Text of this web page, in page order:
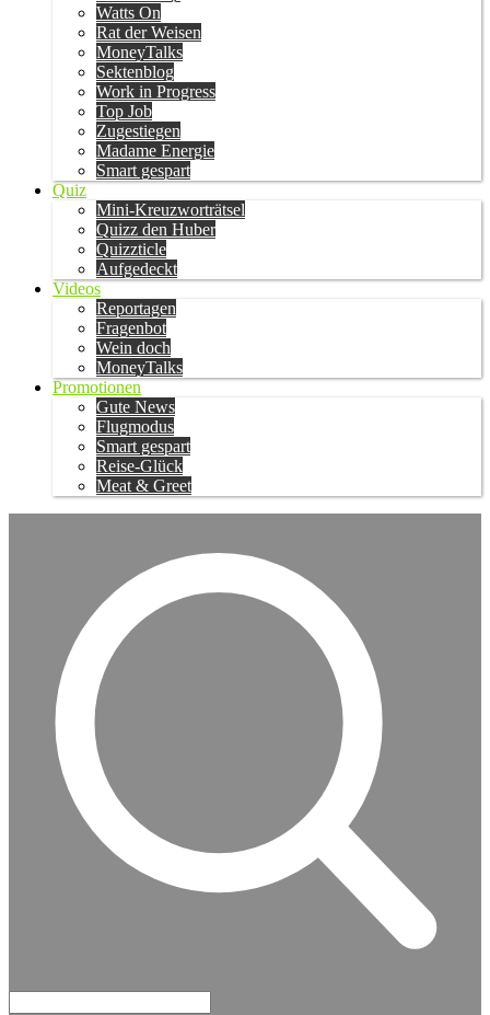
Watts On
Rat der Weisen
MoneyTalks
Sektenblog
Work in Progress
Top Job
Zugestiegen
Madame Energie
Smart gespart
Quiz
Mini-Kreuzworträtsel
Quizz den Huber
Quizzticle
Aufgedeckt
Videos
Reportagen
Fragenbot
Wein doch
MoneyTalks
Promotionen
Gute News
Flugmodus
Smart gespart
Reise-Glück
Meat & Greet